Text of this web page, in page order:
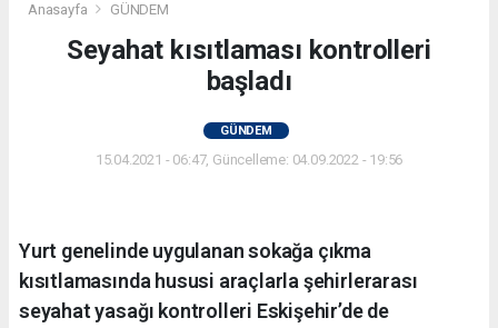
Anasayfa GÜNDEM
Seyahat kısıtlaması kontrolleri
başladı
GÜNDEM
15.04.2021 - 06:47, Güncelleme: 04.09.2022 - 19:56
Yurt genelinde uygulanan sokağa çıkma
kısıtlamasında hususi araçlarla şehirlerarası
seyahat yasağı kontrolleri Eskişehir’de de